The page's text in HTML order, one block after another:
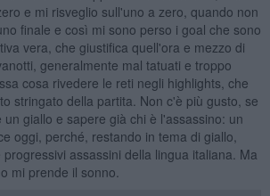
e mi risveglio sull'uno a zero, quando non
finale e così mi sono perso i goal che sono
vera, che giustifica quell'ora e mezzo di
generalmente mal tatuati e troppo
cosa rivedere le reti negli highlights, che
stringato della partita. Non c'è più gusto, se
giallo e sapere già chi è l'assassino: un
oggi, perché, restando in tema di giallo,
assassini della lingua italiana. Ma
mi prende il sonno.